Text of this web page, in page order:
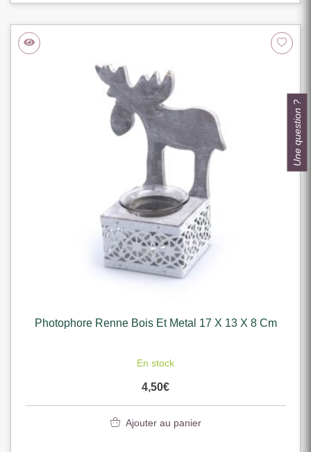
Photophore Renne Bois Et Metal 17 X 13 X 8 Cm
En stock
4,50€
Ajouter au panier
Une question ?